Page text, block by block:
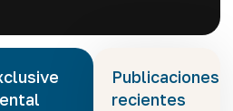
Publicaciones
recientes